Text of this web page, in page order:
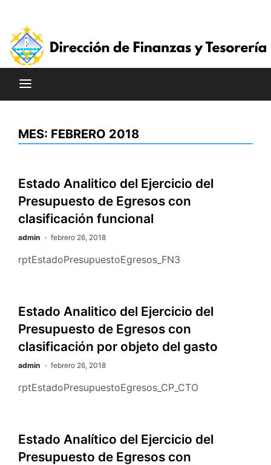
contenido
MES: FEBRERO 2018
Estado Analitico del Ejercicio del
Presupuesto de Egresos con
clasificación funcional
admin febrero 26, 2018
rptEstadoPresupuestoEgresos_FN3
Estado Analitico del Ejercicio del
Presupuesto de Egresos con
clasificación por objeto del gasto
admin febrero 26, 2018
rptEstadoPresupuestoEgresos_CP_CTO
Estado Analítico del Ejercicio del
Presupuesto de Egresos con